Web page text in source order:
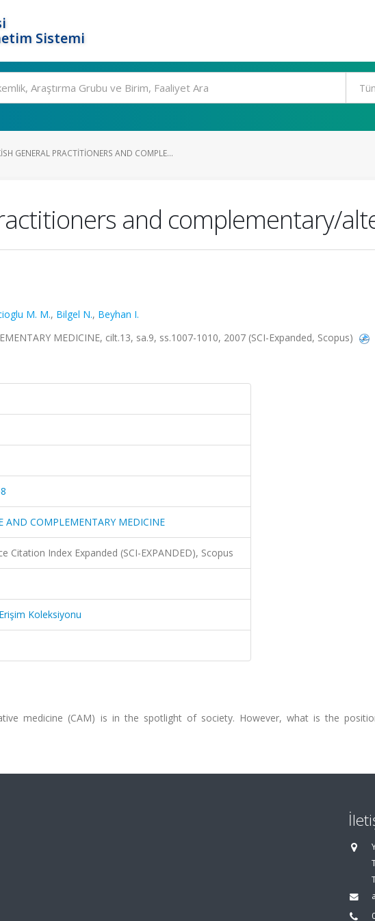
Sistemi
GENERAL PRACTITIONERS AND COMPLE...
and complementary/
M. M., Bilgel N., Beyhan I.
MEDICINE, cilt.13, sa.9, ss.1007-1010, 2007 (SCI-Expanded, Scopus)
AND COMPLEMENTARY MEDICINE
Citation Index Expanded (SCI-EXPANDED), Scopus
Koleksiyonu
medicine (CAM) is in the spotlight of society. However, what is the